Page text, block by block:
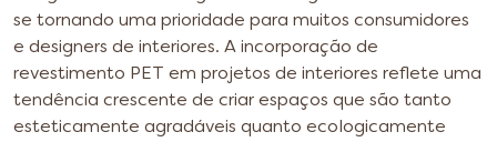
se tornando uma prioridade para muitos consumidores
e designers de interiores. A incorporação de
revestimento PET em projetos de interiores reflete uma
tendência crescente de criar espaços que são tanto
esteticamente agradáveis quanto ecologicamente